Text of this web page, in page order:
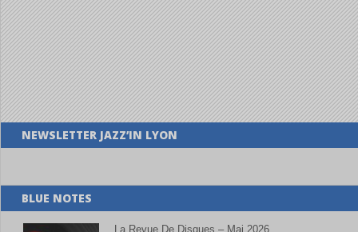
NEWSLETTER JAZZ’IN LYON
BLUE NOTES
La Revue De Disques – Mai 2026